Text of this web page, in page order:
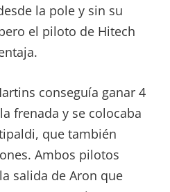
la pole y sin su
el piloto de Hitech
conseguía ganar 4
frenada y se colocaba
que también
Ambos pilotos
salida de Aron que